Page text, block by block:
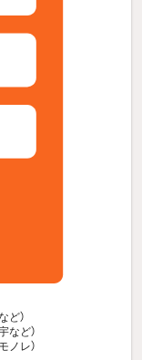
ど）
など）
ノレ）